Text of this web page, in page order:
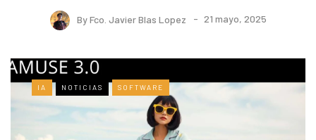
ByFco. Javier Blas Lopez 21 mayo, 2025
IA NOTICIAS SOFTWARE